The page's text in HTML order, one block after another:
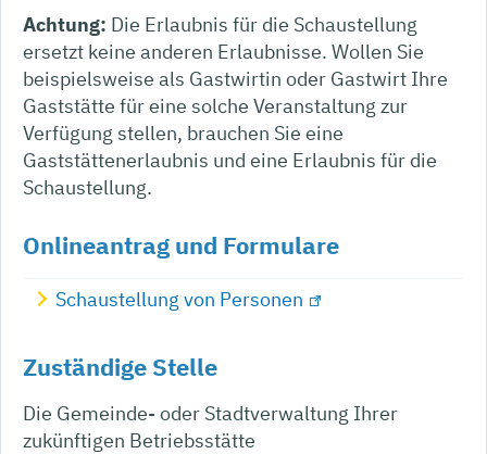
Achtung: Die Erlaubnis für die Schaustellung
ersetzt keine anderen Erlaubnisse. Wollen Sie
beispielsweise als Gastwirtin oder Gastwirt Ihre
Gaststätte für eine solche Veranstaltung zur
Verfügung stellen, brauchen Sie eine
Gaststättenerlaubnis und eine Erlaubnis für die
Schaustellung.
Onlineantrag und Formulare
Schaustellung von Personen
Zuständige Stelle
Die Gemeinde- oder Stadtverwaltung Ihrer
zukünftigen Betriebsstätte